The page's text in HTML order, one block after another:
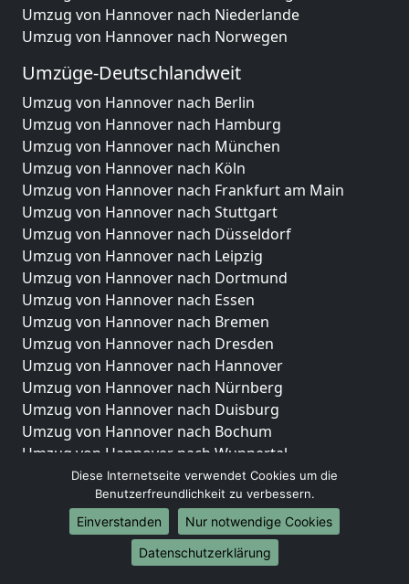
Umzug von Hannover nach Niederlande
Umzug von Hannover nach Norwegen
Umzüge-Deutschlandweit
Umzug von Hannover nach Berlin
Umzug von Hannover nach Hamburg
Umzug von Hannover nach München
Umzug von Hannover nach Köln
Umzug von Hannover nach Frankfurt am Main
Umzug von Hannover nach Stuttgart
Umzug von Hannover nach Düsseldorf
Umzug von Hannover nach Leipzig
Umzug von Hannover nach Dortmund
Umzug von Hannover nach Essen
Umzug von Hannover nach Bremen
Umzug von Hannover nach Dresden
Umzug von Hannover nach Hannover
Umzug von Hannover nach Nürnberg
Umzug von Hannover nach Duisburg
Umzug von Hannover nach Bochum
Umzug von Hannover nach Wuppertal
Umzug von Hannover nach Bielefeld
Umzug von Hannover nach Bonn
Umzug von Hannover nach Münster
Internationale-Umzüge
Diese Internetseite verwendet Cookies um die
Benutzerfreundlichkeit zu verbessern.
Einverstanden
Nur notwendige Cookies
Datenschutzerklärung